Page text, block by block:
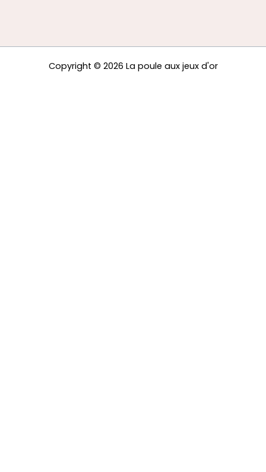
Copyright © 2026 La poule aux jeux d'or